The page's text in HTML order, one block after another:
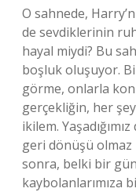
O sahnede,
de sevdiklerinin
hayal miydi? Bu
boşluk oluşuyor.
görme, onlarla
gerçekliğin, her
ikilem.
geri dönüşü olmaz
sonra, belki bir
kaybolanlarımıza